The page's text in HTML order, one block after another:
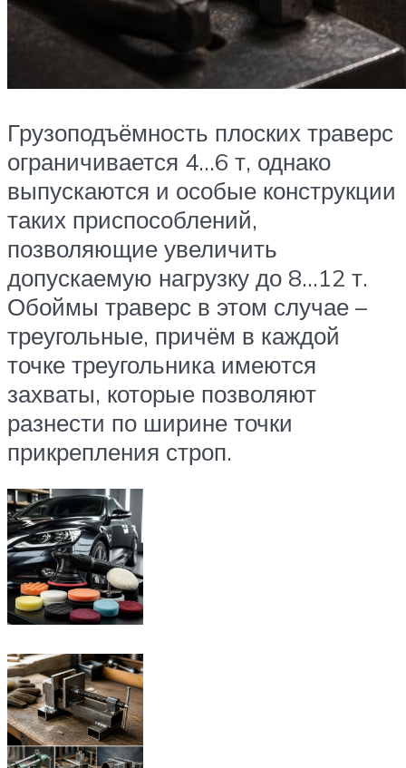
Грузоподъёмность плоских траверс
ограничивается 4…6 т, однако
выпускаются и особые конструкции
таких приспособлений,
позволяющие увеличить
допускаемую нагрузку до 8…12 т.
Обоймы траверс в этом случае –
треугольные, причём в каждой
точке треугольника имеются
захваты, которые позволяют
разнести по ширине точки
прикрепления строп.